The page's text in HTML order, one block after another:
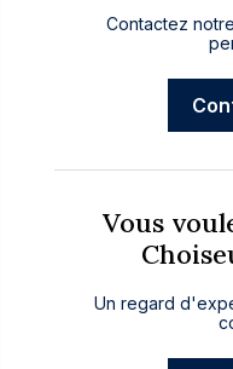
Contactez
Vous
Un regard